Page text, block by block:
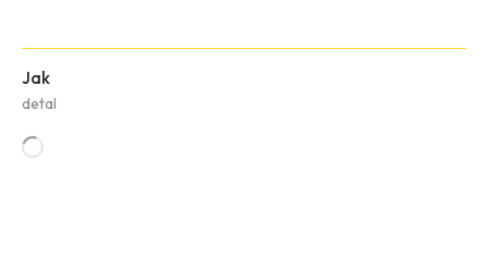
Jak
detal